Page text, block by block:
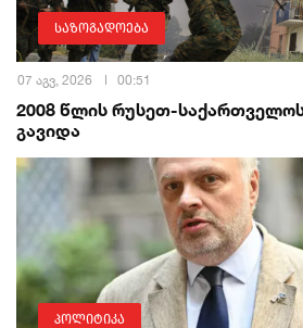
საზოგადოება
07 აგვ, 2026 00:51
2008 წლის რუსეთ-
გავიდა
პოლიტიკა